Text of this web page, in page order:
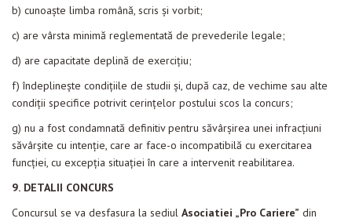
b) cunoaşte limba română, scris şi vorbit;
c) are vârsta minimă reglementată de prevederile legale;
d) are capacitate deplină de exerciţiu;
f) îndeplineşte condiţiile de studii şi, după caz, de vechime sau alte
condiţii specifice potrivit cerinţelor postului scos la concurs;
g) nu a fost condamnată definitiv pentru săvârşirea unei infracţiuni
săvârşite cu intenţie, care ar face-o incompatibilă cu exercitarea
funcţiei, cu excepţia situaţiei în care a intervenit reabilitarea.
9. DETALII CONCURS
Concursul se va desfasura la sediul Asociatiei „Pro Cariere” din